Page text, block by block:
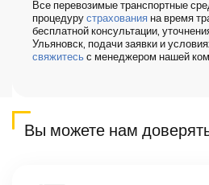
Все перевозимые транспортные
процедуру страхования на время
бесплатной консультации,
Ульяновск, подачи заявки и
свяжитесь с менеджером нашей
Вы можете нам